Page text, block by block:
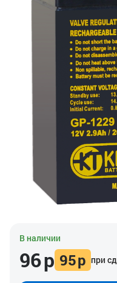
В наличии
96р 95р при